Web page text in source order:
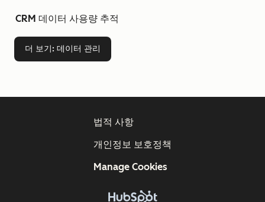
CRM 데이터 사용량 추적
더 보기: 데이터 관리
법적 사항
개인정보 보호정책
Manage Cookies